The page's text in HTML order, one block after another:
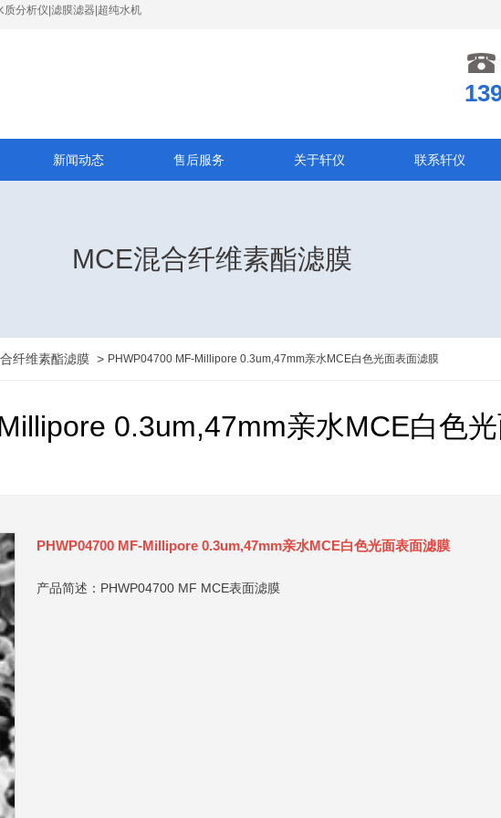
分析仪|滤膜滤器|超纯水机
新闻动态 售后服务 关于轩仪 联系轩仪
MCE混合纤维素酯滤膜
纤维素酯滤膜 > PHWP04700 MF-Millipore 0.3um,47mm亲水MCE白色光面表面滤膜
0.3um,47mm亲水MCE白色
PHWP04700 MF-Millipore 0.3um,47mm亲水MCE白色光面表面滤膜
产品简述：PHWP04700 MF MCE表面滤膜